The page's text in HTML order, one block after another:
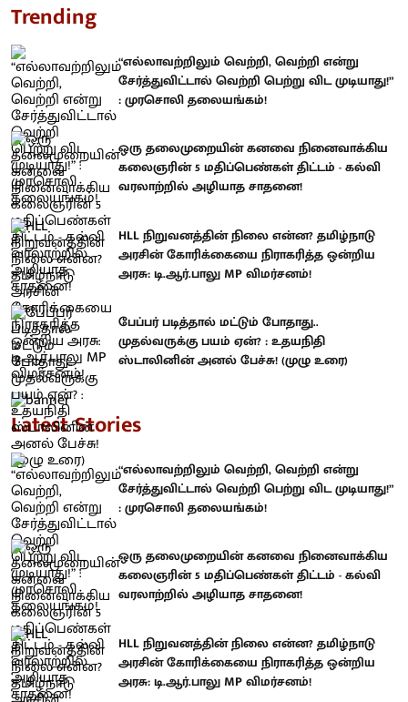
Trending
“எல்லாவற்றிலும் வெற்றி, வெற்றி என்று
சேர்த்துவிட்டால் வெற்றி பெற்று விட முடியாது!”
: முரசொலி தலையங்கம்!
ஒரு தலைமுறையின் கனவை நினைவாக்கிய
கலைஞரின் 5 மதிப்பெண்கள் திட்டம் - கல்வி
வரலாற்றில் அழியாத சாதனை!
HLL நிறுவனத்தின் நிலை என்ன? தமிழ்நாடு
அரசின் கோரிக்கையை நிராகரித்த ஒன்றிய
அரசு: டி.ஆர்.பாலு MP விமர்சனம்!
பேப்பர் படித்தால் மட்டும் போதாது..
முதல்வருக்கு பயம் ஏன்? : உதயநிதி
ஸ்டாலினின் அனல் பேச்சு! (முழு உரை)
Latest Stories
“எல்லாவற்றிலும் வெற்றி, வெற்றி என்று
சேர்த்துவிட்டால் வெற்றி பெற்று விட முடியாது!”
: முரசொலி தலையங்கம்!
ஒரு தலைமுறையின் கனவை நினைவாக்கிய
கலைஞரின் 5 மதிப்பெண்கள் திட்டம் - கல்வி
வரலாற்றில் அழியாத சாதனை!
HLL நிறுவனத்தின் நிலை என்ன? தமிழ்நாடு
அரசின் கோரிக்கையை நிராகரித்த ஒன்றிய
அரசு: டி.ஆர்.பாலு MP விமர்சனம்!